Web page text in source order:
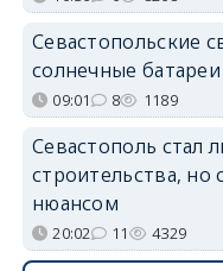
Севастопольские
солнечные батареи
09:01 8 1189
Севастополь
строительства,
нюансом
20:02 11 4329